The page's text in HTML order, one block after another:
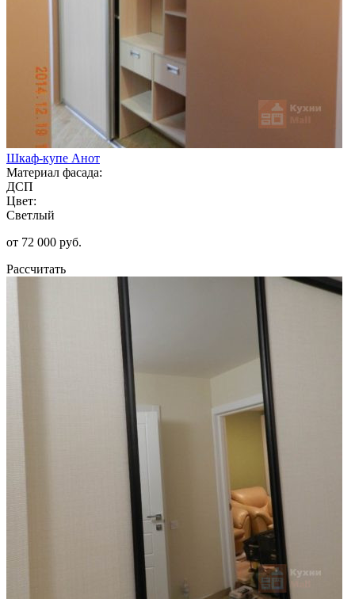
Шкаф-купе Анот
Материал фасада:
ДСП
Цвет:
Светлый
от 72 000 руб.
Рассчитать